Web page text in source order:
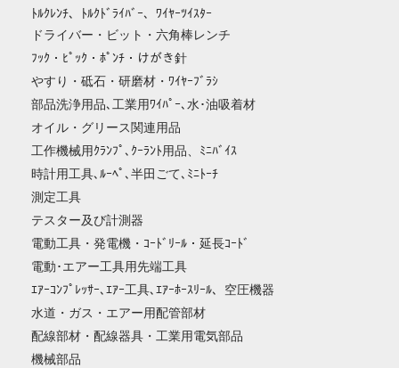
ﾄﾙｸﾚﾝﾁ、ﾄﾙｸﾄﾞﾗｲﾊﾞｰ、ﾜｲﾔｰﾂｲｽﾀｰ
ドライバー・ビット・六角棒レンチ
ﾌｯｸ・ﾋﾟｯｸ・ﾎﾟﾝﾁ・けがき針
やすり・砥石・研磨材・ﾜｲﾔｰﾌﾞﾗｼ
部品洗浄用品､工業用ﾜｲﾊﾟｰ､水･油吸着材
オイル・グリース関連用品
工作機械用ｸﾗﾝﾌﾟ､ｸｰﾗﾝﾄ用品、ﾐﾆﾊﾞｲｽ
時計用工具､ﾙｰﾍﾟ､半田ごて､ﾐﾆﾄｰﾁ
測定工具
テスター及び計測器
電動工具・発電機・ｺｰﾄﾞﾘｰﾙ・延長ｺｰﾄﾞ
電動･エアー工具用先端工具
ｴｱｰｺﾝﾌﾟﾚｯｻｰ､ｴｱｰ工具､ｴｱｰﾎｰｽﾘｰﾙ、空圧機器
水道・ガス・エアー用配管部材
配線部材・配線器具・工業用電気部品
機械部品